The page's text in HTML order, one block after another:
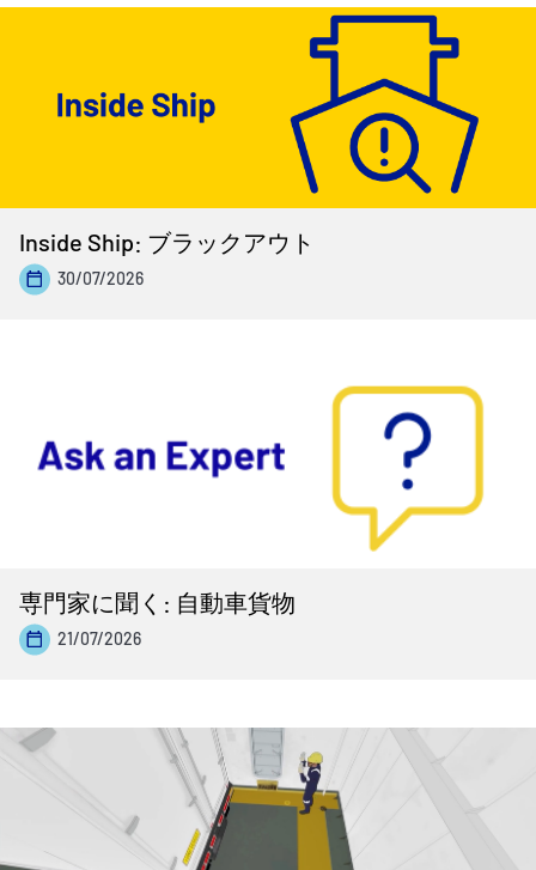
日本語
Inside Ship: ブラックアウト
30/07/2026
専門家に聞く: 自動車貨物
21/07/2026